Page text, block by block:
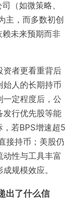
（如微策略、
主，而多数初创
未来预期而非
资者更看重背后
始人的长期持币
一定程度后，公
发行优先股等能
若BPS增速超5
接持币；美股仍
性与工具丰富
规模效应。
出了什么信